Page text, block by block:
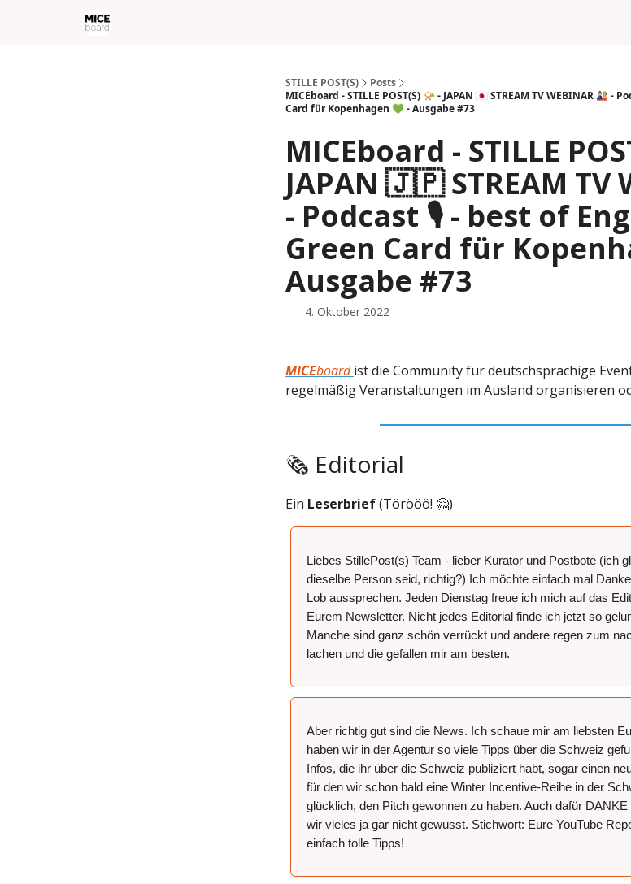
STILLE POST(S)
Posts
MICEboard - STILLE POST(S) 📯 - JAPAN 🇯🇵 STREAM TV WEBINAR 🎎
Card für Kopenhagen 💚 - Ausgabe #73
MICEboard - STILLE
JAPAN 🇯🇵 STREAM TV
- Podcast 🎙 - best of
Green Card für
Ausgabe #73
4. Oktober 2022
MICEboardist die Community für deutschsprachige
regelmäßig Veranstaltungen im Ausland organisieren
🗞 Editorial
Ein Leserbrief(Törööö! 🤗)
Liebes StillePost(s) Team - lieber Kurator und Postbote (ich
dieselbe Person seid, richtig?) Ich möchte einfach mal
Lob aussprechen. Jeden Dienstag freue ich mich auf das
Eurem Newsletter. Nicht jedes Editorial finde ich jetzt so
Manche sind ganz schön verrückt und andere regen zum
lachen und die gefallen mir am besten.
Aber richtig gut sind die News. Ich schaue mir am liebsten
haben wir in der Agentur so viele Tipps über die Schweiz
Infos, die ihr über die Schweiz publiziert habt, sogar einen
für den wir schon bald eine Winter Incentive-Reihe in der
glücklich, den Pitch gewonnen zu haben. Auch dafür
wir vieles ja gar nicht gewusst. Stichwort: Eure YouTube
einfach tolle Tipps!